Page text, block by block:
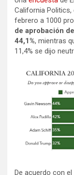
California Politics,
febrero a 1000
de aprobación
44,1%, mientras
11,4% se dijo
De acuerdo con